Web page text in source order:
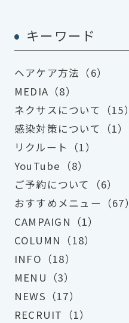
キーワード
ヘアケア方法（6）
MEDIA（8）
ネクサスについて（15）
感染対策について（1）
リクルート（1）
YouTube（8）
ご予約について（6）
おすすめメニュー（67）
CAMPAIGN（1）
COLUMN（18）
INFO（18）
MENU（3）
NEWS（17）
RECRUIT（1）